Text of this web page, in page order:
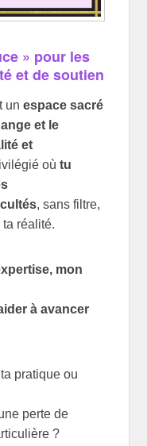
» pour les
et de soutien
unespace sacré
et le
et
oùtu
, sans filtre,
réalité.
mon
à avancer
pratique ou
perte de
?